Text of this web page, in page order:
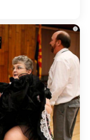
i